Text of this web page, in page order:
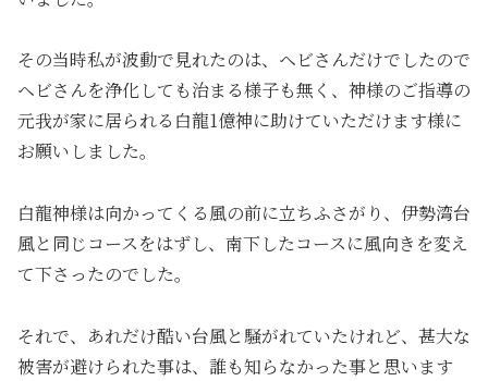
その当時私が波動で見れたのは、ヘビさんだけでしたので
ヘビさんを浄化しても治まる様子も無く、神様のご指導の
元我が家に居られる白龍1億神に助けていただけます様に
お願いしました。
白龍神様は向かってくる風の前に立ちふさがり、伊勢湾台
風と同じコースをはずし、南下したコースに風向きを変え
て下さったのでした。
それで、あれだけ酷い台風と騒がれていたけれど、甚大な
被害が避けられた事は、誰も知らなかった事と思います